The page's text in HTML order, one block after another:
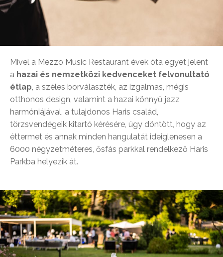
Mivel a Mezzo Music Restaurant évek óta egyet jelent
a hazai és nemzetközi kedvenceket felvonultató
étlap , a széles borválaszték, az izgalmas, mégis
otthonos design, valamint a hazai könnyű jazz
harmóniájával, a tulajdonos Haris család,
törzsvendégeik kitartó kérésére, úgy döntött, hogy az
éttermet és annak minden hangulatát ideiglenesen a
6000 négyzetméteres, ősfás parkkal rendelkező Haris
Parkba helyezik át.